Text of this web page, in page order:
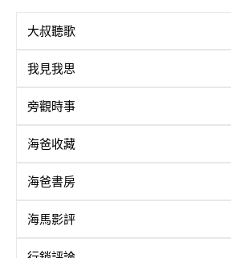
大叔聽歌
我見我思
旁觀時事
海爸收藏
海爸書房
海馬影評